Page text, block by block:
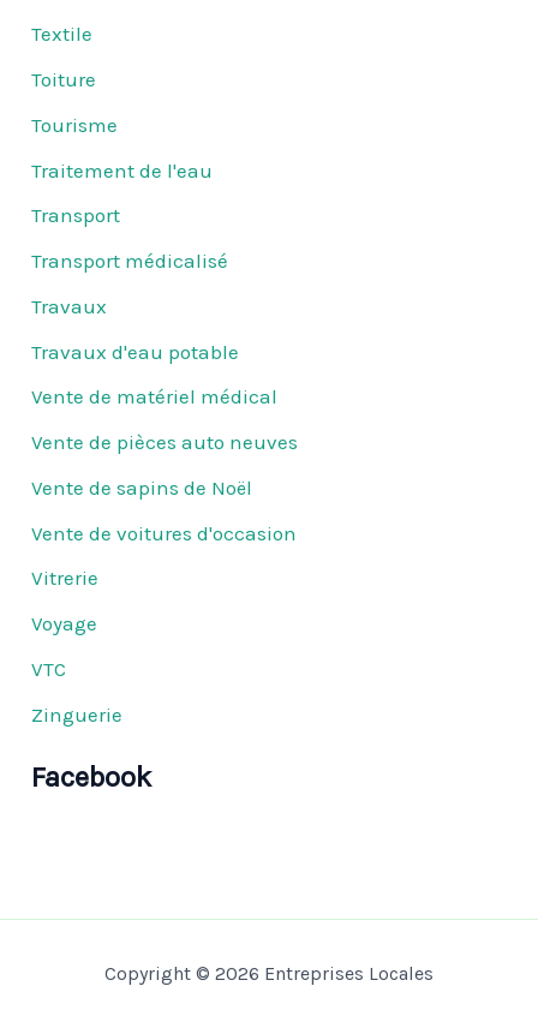
Textile
Toiture
Tourisme
Traitement de l'eau
Transport
Transport médicalisé
Travaux
Travaux d'eau potable
Vente de matériel médical
Vente de pièces auto neuves
Vente de sapins de Noël
Vente de voitures d'occasion
Vitrerie
Voyage
VTC
Zinguerie
Facebook
Copyright © 2026 Entreprises Locales